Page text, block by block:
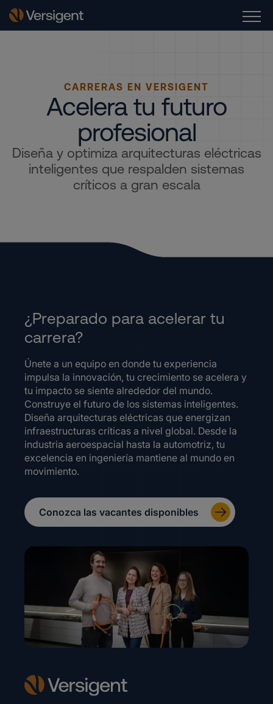
CARRERAS EN VERSIGENT
Acelera tu futuro
profesional
Diseña y optimiza arquitecturas eléctricas
inteligentes que respalden sistemas
críticos a gran escala
¿Preparado para acelerar tu
carrera?
Únete a un equipo en donde tu experiencia
impulsa la innovación, tu crecimiento se acelera y
tu impacto se siente alrededor del mundo.
Construye el futuro de los sistemas inteligentes.
Diseña arquitecturas eléctricas que energizan
infraestructuras críticas a nivel global. Desde la
industria aeroespacial hasta la automotriz, tu
excelencia en ingeniería mantiene al mundo en
movimiento.
Conozca las vacantes disponibles